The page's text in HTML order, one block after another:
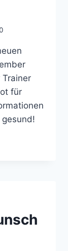
für